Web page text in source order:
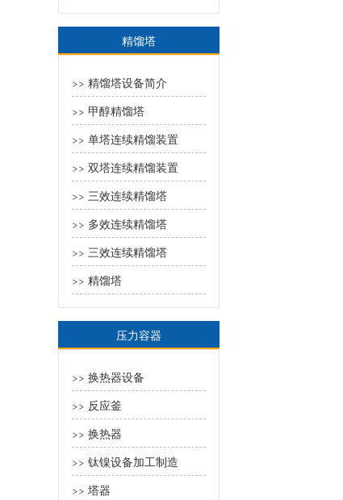
精馏塔
>> 精馏塔设备简介
>> 甲醇精馏塔
>> 单塔连续精馏装置
>> 双塔连续精馏装置
>> 三效连续精馏塔
>> 多效连续精馏塔
>> 三效连续精馏塔
>> 精馏塔
压力容器
>> 换热器设备
>> 反应釜
>> 换热器
>> 钛镍设备加工制造
>> 塔器